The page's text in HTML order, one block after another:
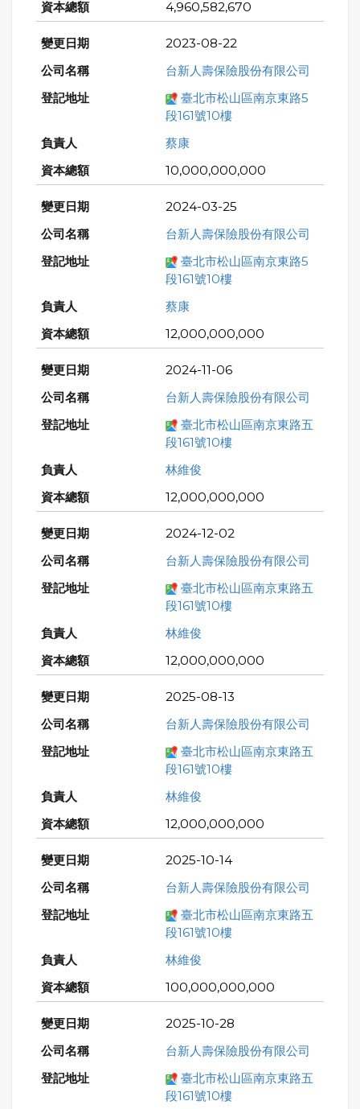
4,960,582,670
2023-08-22
台新人壽保險股份有限公司
臺北市松山區南京東路5
段161號10樓
蔡康
10,000,000,000
2024-03-25
台新人壽保險股份有限公司
臺北市松山區南京東路5
段161號10樓
蔡康
12,000,000,000
2024-11-06
台新人壽保險股份有限公司
臺北市松山區南京東路五
段161號10樓
林維俊
12,000,000,000
2024-12-02
台新人壽保險股份有限公司
臺北市松山區南京東路五
段161號10樓
林維俊
12,000,000,000
2025-08-13
台新人壽保險股份有限公司
臺北市松山區南京東路五
段161號10樓
林維俊
12,000,000,000
2025-10-14
台新人壽保險股份有限公司
臺北市松山區南京東路五
段161號10樓
林維俊
100,000,000,000
2025-10-28
台新人壽保險股份有限公司
臺北市松山區南京東路五
段161號10樓